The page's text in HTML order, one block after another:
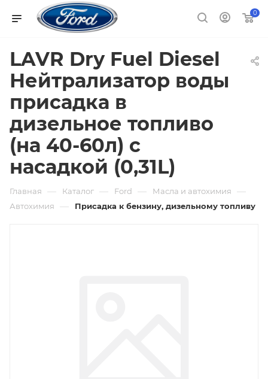
0
LAVR Dry Fuel Diesel
Нейтрализатор воды
присадка в
дизельное топливо
(на 40-60л) с
насадкой (0,31L)
Главная — Каталог — Ford — Масла и автохимия —
Автохимия — Присадка к бензину, дизельному топливу